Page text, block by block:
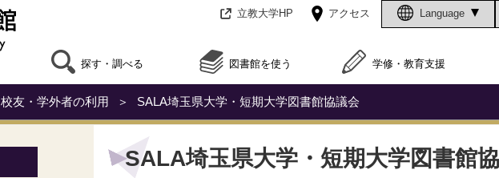
立教大学HP アクセス Language
探す・調べる 図書館を使う 学修・教育支援
校友・学外者の利用 ＞ SALA埼玉県大学・短期大学図書館協議会
SALA埼玉県大学・短期大学図書館